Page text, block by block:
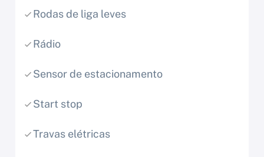
Rodas de liga leves
Rádio
Sensor de estacionamento
Start stop
Travas elétricas